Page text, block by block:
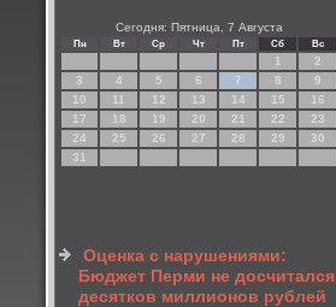
Сегодня: Пятница, 7 Августа
Пн Вт Ср Чт Пт Сб Вс
1
2
3
4 5 6 7 8
9
10
11 12 13 14 15
16
17
18 19 20 21 22
23
24
25 26 27 28 29
30
31
Оценка с нарушениями:
Бюджет Перми не досчитался
десятков миллионов рублей